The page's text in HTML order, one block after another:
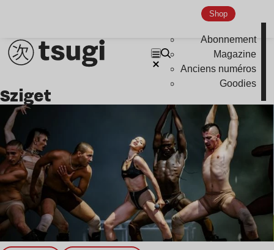
Shop
Abonnement
Magazine
Anciens numéros
Goodies
Sziget